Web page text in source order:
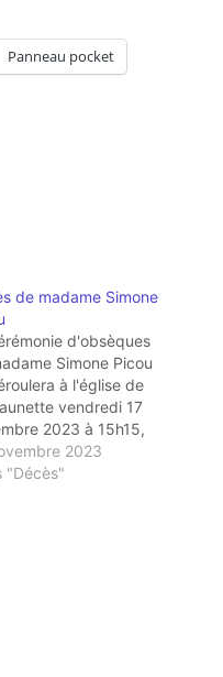
Panneau pocket
de madame Simone
d'obsèques
Simone Picou
à l'église de
vendredi 17
2023 à 15h15,
de l'inhumation au
Haut (route de
2023
"Décès"